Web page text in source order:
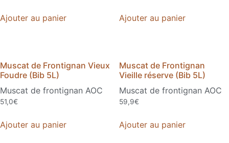
Ajouter au panier Ajouter au panier
Muscat de Frontignan Vieux
Foudre (Bib 5L)
Muscat de frontignan AOC
51,0€
Ajouter au panier
Muscat de Frontignan
Vieille réserve (Bib 5L)
Muscat de frontignan AOC
59,9€
Ajouter au panier